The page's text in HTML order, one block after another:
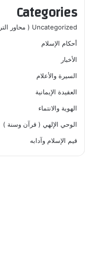
Categories
Uncategorized ( محاور التربية الإسلامية)
أحكام الإسلام
الأخبار
السيرة والأعلام
العقيدة الإيمانية
الهوية والانتماء
الوحي الإلهي ( قرآن وسنة )
قيم الإسلام وآدابه